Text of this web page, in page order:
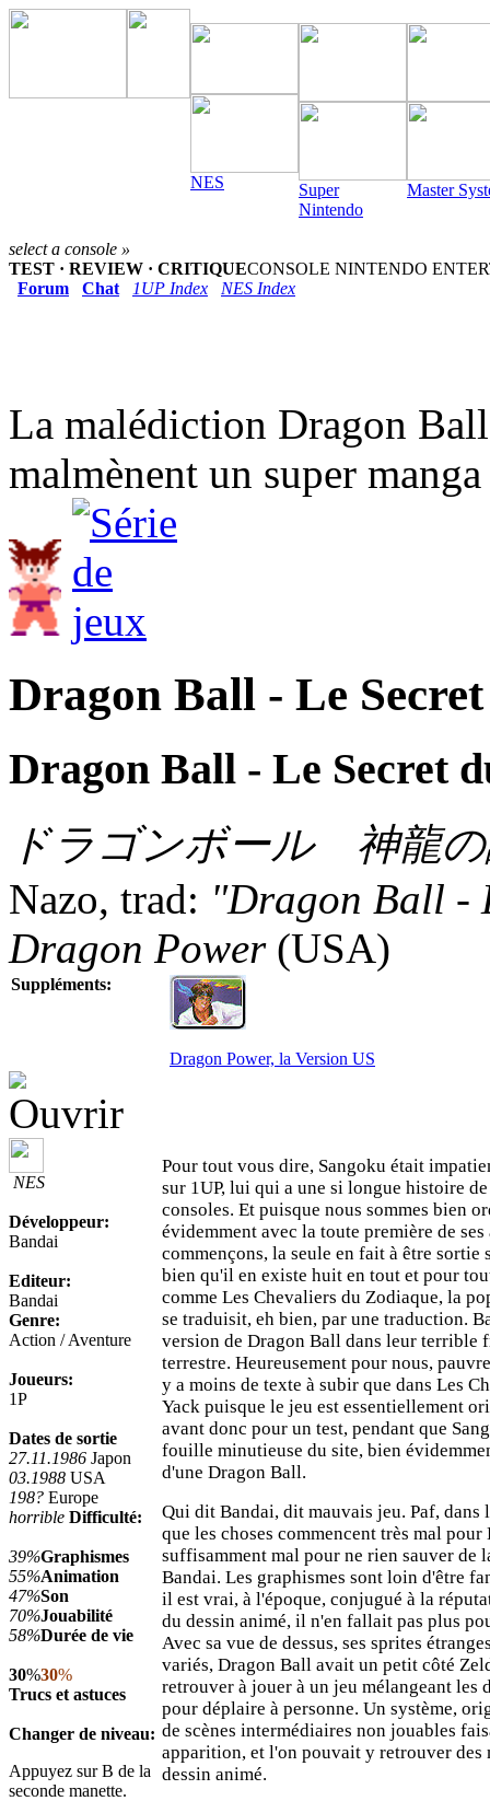
NES
Super
Nintendo
Master
select a console »
TEST · REVIEW · CRITIQUECONSOLE NINTENDO
Forum
Chat 1UP Index NES Index
La malédiction Dragon
malmènent un super
Dragon Ball - Le
Dragon Ball - Le Secret
ドラゴンボール 神龍
Nazo, trad: "Dragon Ball -
Dragon Power(USA)
Suppléments:
Dragon Power, la Version US
NES
Développeur:
Bandai
Editeur:
Bandai
Genre:
Action / Aventure
Joueurs:
1P
Dates de sortie
27.11.1986 Japon
03.1988 USA
198? Europe
horrible Difficulté:
39%Graphismes
55%Animation
47%Son
70%Jouabilité
58%Durée de vie
30%30%
Trucs et astuces
Changer de niveau:
Appuyez sur B de la
seconde manette.
Pour tout vous dire, Sangoku était
sur 1UP, lui qui a une si longue histoire
consoles. Et puisque nous sommes bien
évidemment avec la toute première de
commençons, la seule en fait à être sortie
bien qu'il en existe huit en tout et pour
comme Les Chevaliers du Zodiaque, la
se traduisit, eh bien, par une traduction.
version de Dragon Ball dans leur terrible
terrestre. Heureusement pour nous,
y a moins de texte à subir que dans Les
Yack puisque le jeu est essentiellement
avant donc pour un test, pendant que
fouille minutieuse du site, bien
d'une Dragon Ball.
Qui dit Bandai, dit mauvais jeu. Paf, dans
que les choses commencent très mal
suffisamment mal pour ne rien sauver de
Bandai. Les graphismes sont loin d'être
il est vrai, à l'époque, conjugué à la
du dessin animé, il n'en fallait pas plus
Avec sa vue de dessus, ses sprites
variés, Dragon Ball avait un petit côté
retrouver à jouer à un jeu mélangeant les
pour déplaire à personne. Un système,
de scènes intermédiaires non jouables
apparition, et l'on pouvait y retrouver des
dessin animé.